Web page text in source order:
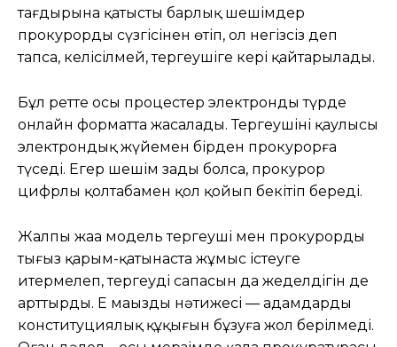
тағдырына қатысты барлық шешімдер
прокурордың сүзгісінен өтіп, ол негізсіз деп
тапса, келісілмей, тергеушіге кері қайтарылады.
Бұл ретте осы процестер электронды түрде
онлайн форматта жасалады. Тергеушінің қаулысы
электрондық жүйемен бірден прокурорға
түседі. Егер шешім заңды болса, прокурор
цифрлы қолтаңбамен қол қойып бекітіп береді.
Жалпы жаңа модель тергеуші мен прокурорды
тығыз қарым-қатынаста жұмыс істеуге
итермелеп, тергеудің сапасын да жеделдігін де
арттырды. Ең маңызды нәтижесі — адамдардың
конституциялық құқығын бұзуға жол берілмеді.